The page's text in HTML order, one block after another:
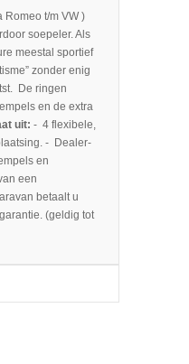
t/m VW )
soepeler. Als
meestal sportief
zonder enig
De ringen
en de extra
uit: - 4 flexibele,
- Dealer-
en
een
betaalt u
(geldig tot